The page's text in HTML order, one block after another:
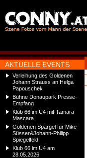
AKTUELLE EVENTS
Verleihung des Goldenen
Johann Strauss an Helga
Papouschek
Bühne Donaupark Presse-
Empfang
Klub 66 im U4 mit Tamara
Mascara
Goldenen Spargel für Mike
Süsser&Johann-Philipp
Spiegelfeld
Klub 66 im U4 am
28.05.2026